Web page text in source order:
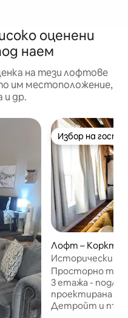
оценени
наем
на тези лофтове
им местоположение,
др.
Избор на
Избор на
Лофт –
Исторически
стадиона „Олд
Просторно
3 етажа -
проектирана
Детройт и